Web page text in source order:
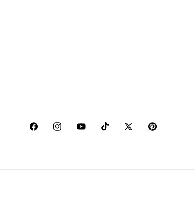
FacebookInstagramYouTubeTikTokX
Pinterest